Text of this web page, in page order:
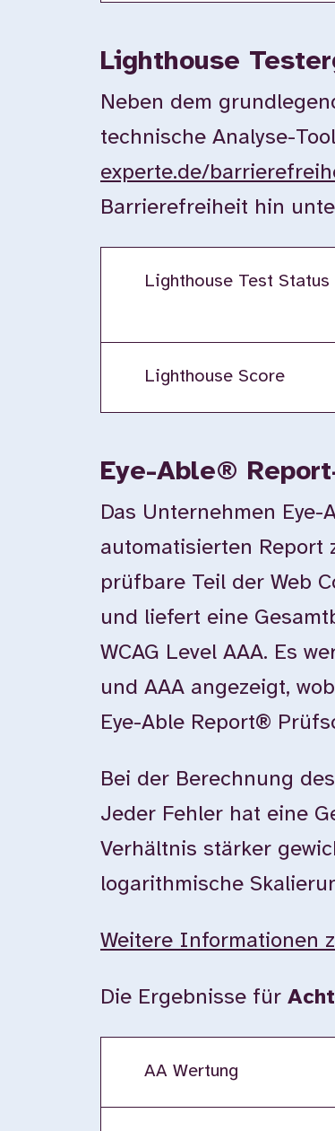
Lighthouse
Neben dem
technische Analyse-
experte.de/
Barrierefreiheit hin
Lighthouse Test Status
Lighthouse Score
Eye-Able®
Das Unternehmen
automatisierten Report
prüfbare Teil der Web
und liefert eine
WCAG Level AAA. Es
und AAA angezeigt,
Eye-Able Report®
Bei der Berechnung
Jeder Fehler hat eine
Verhältnis stärker
logarithmische
Weitere Informationen
Die Ergebnisse für
AA Wertung